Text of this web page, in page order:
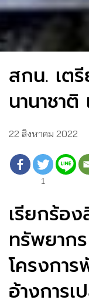
สกน. เต
นานาชาติ
22 สิงหาคม 2022
1
เรียกร้อ
ทรัพยาก
โครงกา
อ้างการ